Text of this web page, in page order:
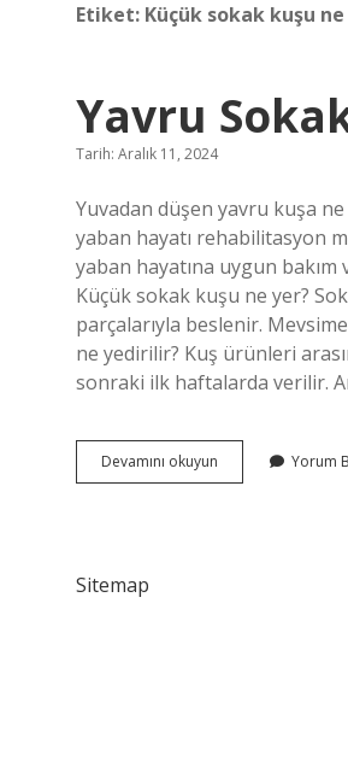
Etiket: Küçük sokak kuşu
Yavru
Tarih: Aralık 11, 2024
Yuvadan düşen yavru kuşa
yaban hayatı rehabilitasyon
yaban hayatına uygun
Küçük sokak kuşu ne yer?
parçalarıyla beslenir.
ne yedirilir? Kuş ürünleri
sonraki ilk haftalarda verilir.
Devamını okuyun
Sokak
Yorum
Sitemap